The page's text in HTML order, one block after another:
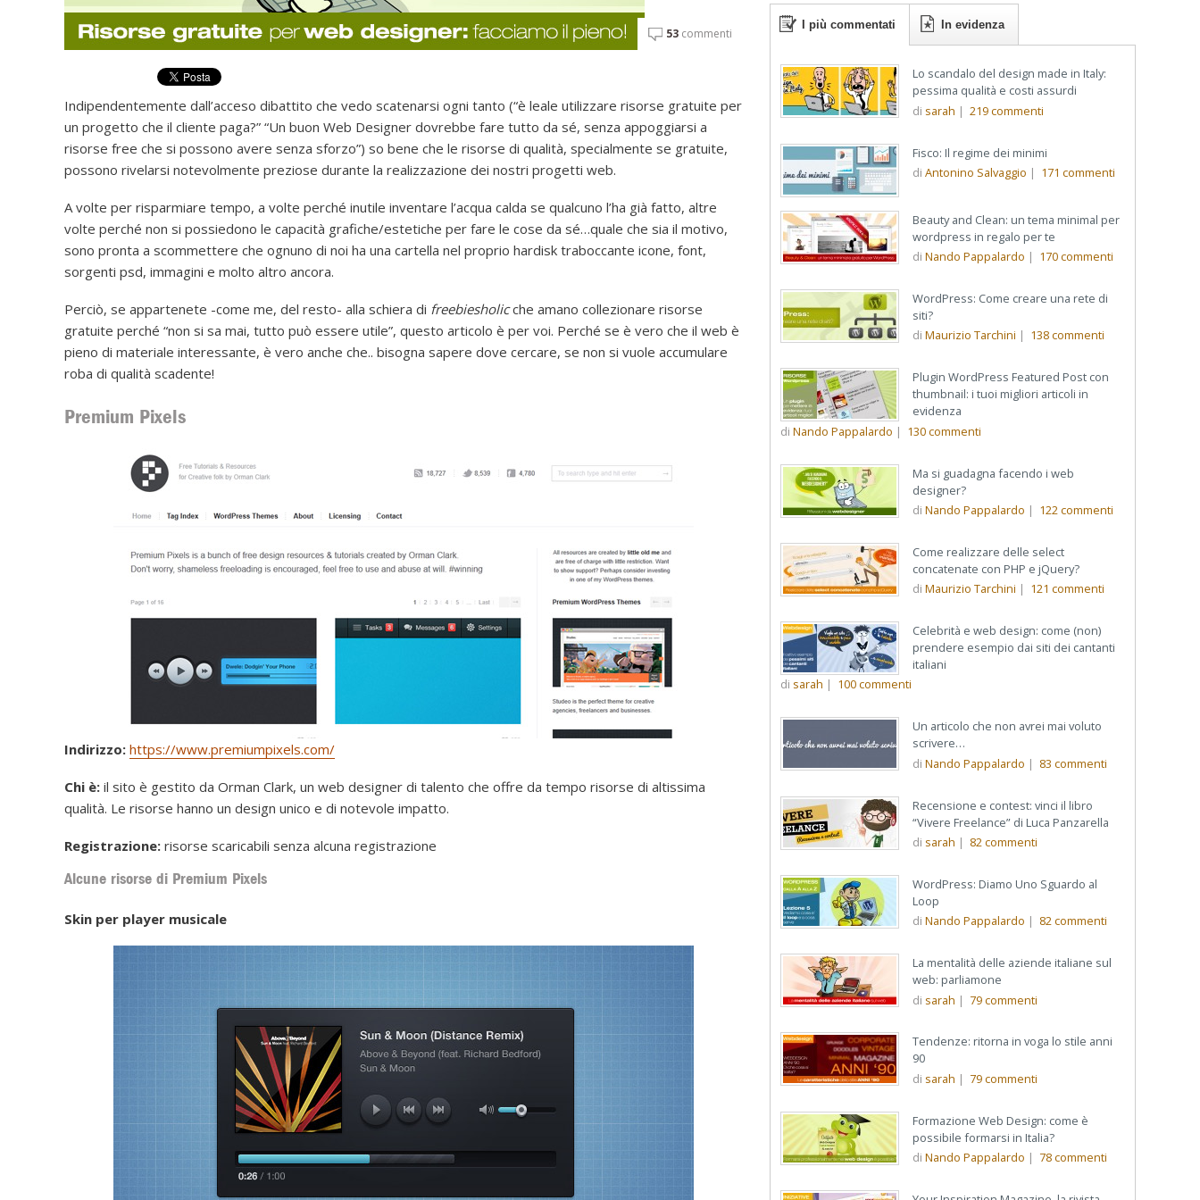
53 commenti
Indipendentemente dall’acceso dibattito che vedo scatenarsi ogni tanto (“è leale utilizzare risorse gratuite per
un progetto che il cliente paga?” “Un buon Web Designer dovrebbe fare tutto da sé, senza appoggiarsi a
risorse free che si possono avere senza sforzo”) so bene che le risorse di qualità, specialmente se gratuite,
possono rivelarsi notevolmente preziose durante la realizzazione dei nostri progetti web.
A volte per risparmiare tempo, a volte perché inutile inventare l’acqua calda se qualcuno l’ha già fatto, altre
volte perché non si possiedono le capacità grafiche/estetiche per fare le cose da sé…quale che sia il motivo,
sono pronta a scommettere che ognuno di noi ha una cartella nel proprio hardisk traboccante icone, font,
sorgenti psd, immagini e molto altro ancora.
Perciò, se appartenete -come me, del resto- alla schiera di freebiesholicche amano collezionare risorse
gratuite perché “non si sa mai, tutto può essere utile”, questo articolo è per voi. Perché se è vero che il web è
pieno di materiale interessante, è vero anche che.. bisogna sapere dove cercare, se non si vuole accumulare
roba di qualità scadente!
Premium Pixels
Indirizzo: https://www.premiumpixels.com/
Chi è: il sito è gestito da Orman Clark, un web designer di talento che offre da tempo risorse di altissima
qualità. Le risorse hanno un design unico e di notevole impatto.
Registrazione: risorse scaricabili senza alcuna registrazione
Alcune risorse di Premium Pixels
Skin per player musicale
I più commentati In evidenza
Lo scandalo del design made in Italy:
pessima qualità e costi assurdi
di sarah | 219commenti
Fisco: Il regime dei minimi
di Antonino Salvaggio | 171 commenti
Beauty and Clean: un tema minimal per
wordpress in regalo per te
di Nando Pappalardo | 170commenti
WordPress: Come creare una rete di
siti?
di Maurizio Tarchini | 138commenti
Plugin WordPress Featured Post con
thumbnail: i tuoi migliori articoli in
evidenza
di Nando Pappalardo | 130commenti
Ma si guadagna facendo i web
designer?
di Nando Pappalardo | 122commenti
Come realizzare delle select
concatenate con PHP e jQuery?
di Maurizio Tarchini | 121 commenti
Celebrità e web design: come (non)
prendere esempio dai siti dei cantanti
italiani
di sarah | 100commenti
Un articolo che non avrei mai voluto
scrivere…
di Nando Pappalardo | 83 commenti
Recensione e contest: vinci il libro
“Vivere Freelance” di Luca Panzarella
di sarah | 82commenti
WordPress: Diamo Uno Sguardo al
Loop
di Nando Pappalardo | 82commenti
La mentalità delle aziende italiane sul
web: parliamone
di sarah | 79commenti
Tendenze: ritorna in voga lo stile anni
90
di sarah | 79commenti
Formazione Web Design: come è
possibile formarsi in Italia?
di Nando Pappalardo | 78commenti